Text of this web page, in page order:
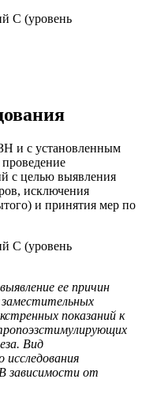
С (уровень
и с установленным
проведение
с целью выявления
исключения
и принятия мер по
С (уровень
ее причин
заместительных
показаний к
Вид
исследования
зависимости от